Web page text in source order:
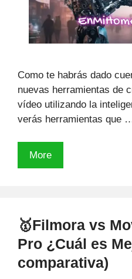
Como te habrás dado
nuevas herramientas de
vídeo utilizando la
verás herramientas que
More🤖
IA
de
videos
¿Qué
🥇Filmora vs
Pro ¿Cuál es
comparativa)